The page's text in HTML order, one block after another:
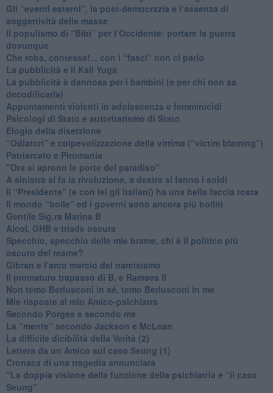
​Gli “eventi esterni”, la post-democrazia e l’assenza di
soggettività delle masse
​Il populismo di “Bibi” per l’Occidente: portare la guerra
dovunque
​Che roba, contessa!... con i “fasci” non ci parlo
La pubblicità e il Kali Yuga
​La pubblicità è dannosa per i bambini (e per chi non sa
decodificarla)
​Appuntamenti violenti in adolescenza e femminicidi
​Psicologi di Stato e autoritarismo di Stato
Elogio della diserzione
“Odiatori” e colpevolizzazione della vittima (“victim blaming”)
​Patriarcato e Piromania
"Ora si aprono le porte del paradiso"
​A sinistra si fa la rivoluzione, a destra si fanno i soldi
​Il “Presidente” (e con lei gli italiani) ha una bella faccia tosta
​Il mondo “bolle” ed i governi sono ancora più bolliti
​Gentile Sig.ra Marina B
​Alcol, GHB e triade oscura
​Specchio, specchio delle mie brame, chi è il politico più
oscuro del reame?
​Gibran e l’arco marcio del narcisismo
​Il prematuro trapasso di B. e Ramses II
​Non temo Berlusconi in sé, temo Berlusconi in me
​Mie risposte al mio Amico-psichiatra
​Secondo Porges e secondo me
​La “mente” secondo Jackson e McLean
La difficile dicibilità della Verità (2)
​Lettera da un Amico sul caso Seung (1)
​Cronaca di una tragedia annunciata
"​La doppia visione della funzione della psichiatria e “il caso
Seung”